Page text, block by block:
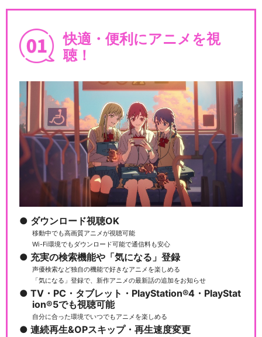
MANKAI STAGE『A3!』～W
INTE…
MANKAI STAGE『A3!』Film
MANKAI STAGE『A3!』Trou
pe…
快適・便利にアニメを視
聴！
ダウンロード視聴OK
移動中でも高画質アニメが視聴可能
Wi-Fi環境でもダウンロード可能で通信料も安心
充実の検索機能や「気になる」登録
声優検索など独自の機能で好きなアニメを楽しめる
「気になる」登録で、新作アニメの最新話の追加をお知らせ
TV・PC・タブレット・PlayStation®4・PlayStat
ion®5でも視聴可能
自分に合った環境でいつでもアニメを楽しめる
連続再生&OPスキップ・再生速度変更